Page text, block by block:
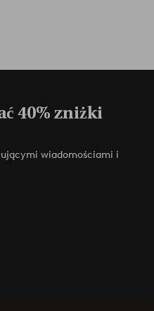
40% zniżki
wiadomościami i